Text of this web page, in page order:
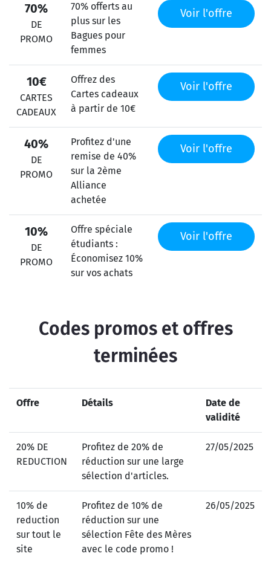
70%
DE
PROMO
70% offerts au
plus sur les
Bagues pour
femmes
Voir l'offre
10€
CARTES
CADEAUX
Offrez des
Cartes cadeaux
à partir de 10€
Voir l'offre
40%
DE
PROMO
Profitez d'une
remise de 40%
sur la 2ème
Alliance
achetée
Voir l'offre
10%
DE
PROMO
Offre spéciale
étudiants :
Économisez 10%
sur vos achats
Voir l'offre
Codes promos et offres
terminées
Offre Détails
Date de
validité
20% DE
REDUCTION
Profitez de 20% de
réduction sur une large
sélection d'articles.
27/05/2025
10% de
reduction
sur tout le
site
Profitez de 10% de
réduction sur une
sélection Fête des Mères
avec le code promo !
26/05/2025